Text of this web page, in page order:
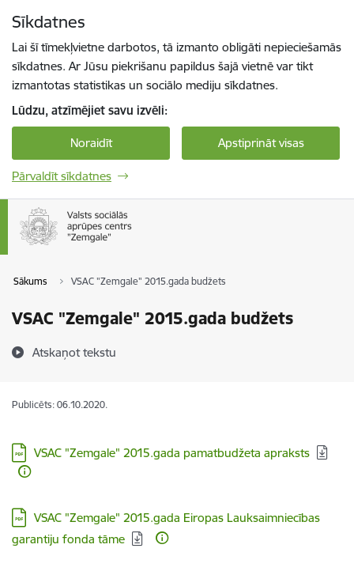
Sīkdatnes
Lai šī tīmekļvietne darbotos, tā izmanto obligāti nepieciešamās
sīkdatnes. Ar Jūsu piekrišanu papildus šajā vietnē var tikt
izmantotas statistikas un sociālo mediju sīkdatnes.
Lūdzu, atzīmējiet savu izvēli:
Noraidīt Apstiprināt visas
Pārvaldīt sīkdatnes
Sākums VSAC "Zemgale" 2015.gada budžets
VSAC "Zemgale" 2015.gada budžets
Atskaņot tekstu
Publicēts: 06.10.2020.
Lejupielādēt:
VSAC "Zemgale" 2015.gada pamatbudžeta apraksts
Lejupielādēt:
VSAC "Zemgale" 2015.gada Eiropas Lauksaimniecības
garantiju fonda tāme